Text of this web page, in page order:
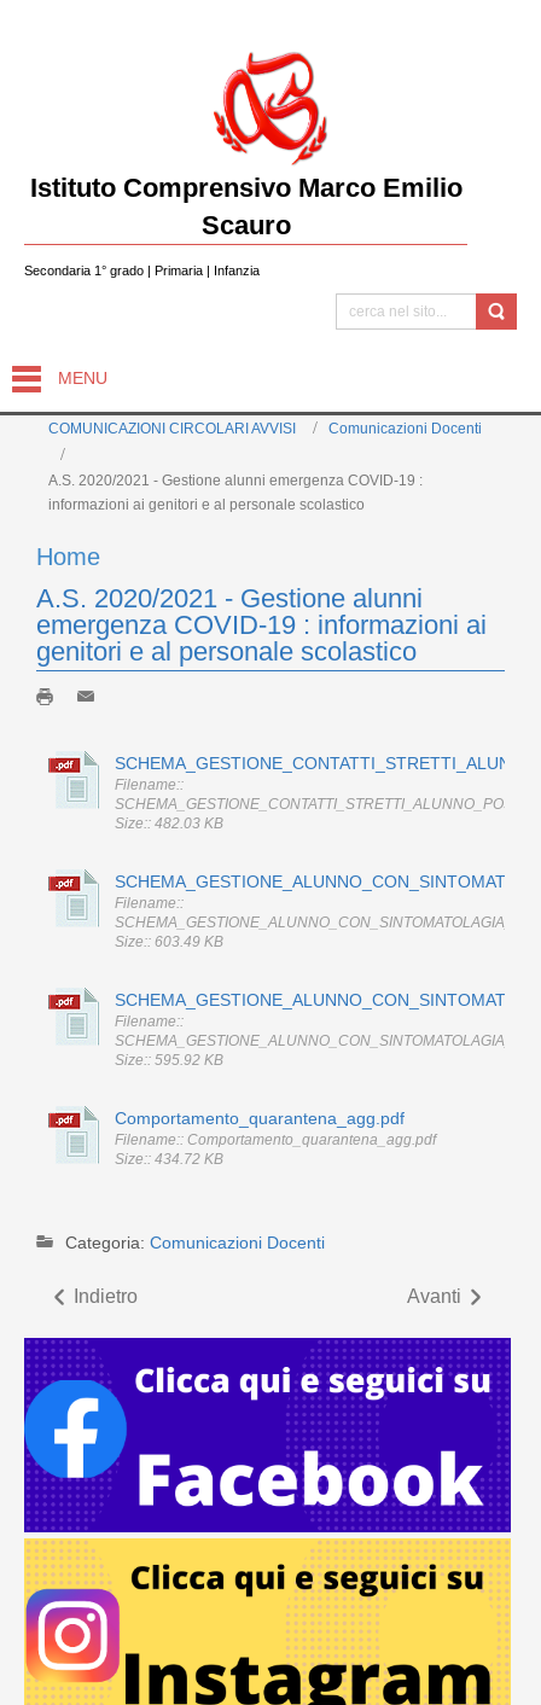
Istituto Comprensivo Marco Emilio
Scauro
Secondaria 1° grado | Primaria | Infanzia
MENU
COMUNICAZIONI CIRCOLARI AVVISI Comunicazioni Docenti
A.S. 2020/2021 - Gestione alunni emergenza COVID-19 :
informazioni ai genitori e al personale scolastico
Home
A.S. 2020/2021 - Gestione alunni
emergenza COVID-19 : informazioni ai
genitori e al personale scolastico
Filename::
Size:: 482.03 KB
Filename::
Size:: 603.49 KB
Filename::
Size:: 595.92 KB
Comportamento_quarantena_agg.pdf
Filename:: Comportamento_quarantena_agg.pdf
Size:: 434.72 KB
Categoria: Comunicazioni Docenti
Indietro Avanti